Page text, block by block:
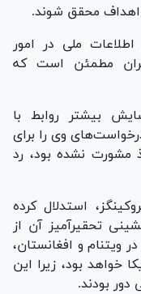
اهداف محقق شوند.
ملی در امور
مطمئن است که
بیشتر روابط با
وی را برای
مشورت نشده بود، رد
استدلال کرده
تحقیرآمیز آن از
ویتنام و افغانستان،
خواهد بود، زیرا این
بودند.